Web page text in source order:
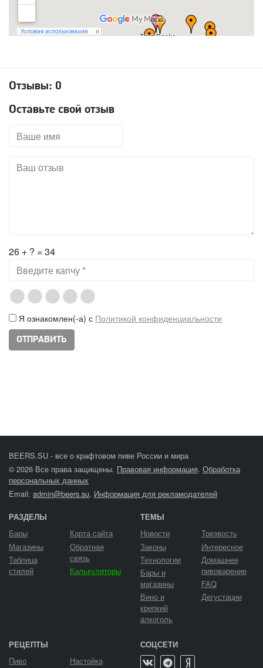
Отзывы: 0
Оставьте свой отзыв
26 + ? = 34
Я ознакомлен(-а) с Политикой конфиденциальности
BEERS.SU - все о крафтовом пиве России и мира
© 2026 Все права защищены. Правовая информация. Обработка
персональных данных
Email: admin@beers.su. Информация для рекламодателей
РАЗДЕЛЫ
Бары
Магазины
Таблица
стилей
Карта сайта
Обратная
связь
Калькуляторы
ТЕМЫ
Новости
Законы
Технологии
Бары и
магазины
Вино и
крепкий
алкоголь
Трезвость
Интересное
Домашнее
пивоварение
FAQ
Дегустации
РЕЦЕПТЫ
Пиво Настойка
СОЦСЕТИ